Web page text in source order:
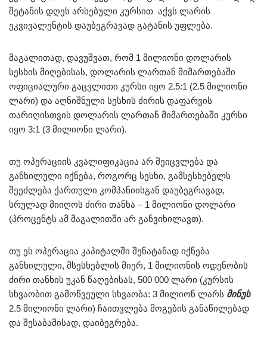
შეტანის დღეს არსებული კურსით აქვს ლარის
ეკვივალენტის დაუბეგრავად გატანის უფლება.
მაგალითად, დავუშვათ, რომ 1 მილიონი დოლარის
სესხის მიღებისას, დოლარის ლართან მიმართებაში
ოფიციალური გაცვლითი კურსი იყო 2.5:1 (2.5 მილიონი
ლარი) და აღნიშნული სესხის ძირის დაფარვის
თარიღისთვის დოლარის ლართან მიმართებაში კურსი
იყო 3:1 (3 მილიონი ლარი).
თუ ოპერაციის კვალიფიკაცია არ შეიცვლება და
განხილული იქნება, როგორც სესხი, გამსესხებელს
შეეძლება ქართული კომპანიისგან დაუბეგრავად,
სრულად მიიღოს ძირი თანხა – 1 მილიონი დოლარი
(პროცენტს ამ მაგალითში არ განვიხილავთ).
თუ ეს ოპერაცია კაპიტალში შენატანად იქნება
განხილული, მსესხებლის მიერ, 1 მილიონის ოდენობის
ძირი თანხის უკან წაღებისას, 500 000 ლარი (კურსის
სხვაობით გამოწვეული სხვაობა: 3 მილიონ ლარს მინუს
2.5 მილიონი ლარი) ჩაითვლება მოგების განაწილებად
და შესაბამისად, დაიბეგრება.